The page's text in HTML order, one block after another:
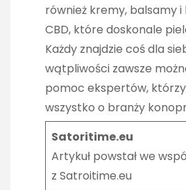
również kremy, balsamy i
CBD, które doskonale
Każdy znajdzie coś dla
wątpliwości zawsze
pomoc ekspertów,
wszystko o branży
Satoritime.eu
Artykuł powstał we
z Satroitime.eu